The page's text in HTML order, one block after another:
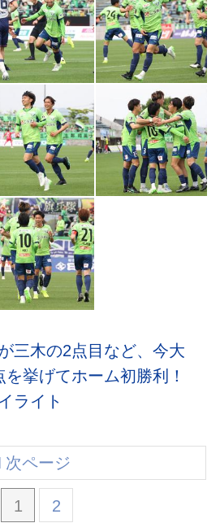
三木の2点目など、今大
挙げてホーム初勝利！
ライト
1 2
次ページ